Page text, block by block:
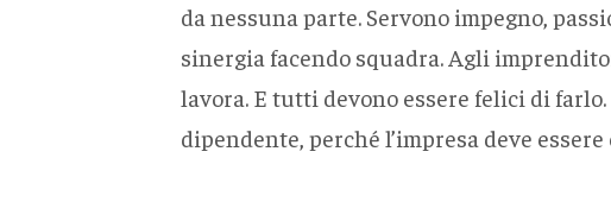
da nessuna parte. Servono impegno,
sinergia facendo squadra. Agli
lavora. E tutti devono essere felici di
dipendente, perché l’impresa deve